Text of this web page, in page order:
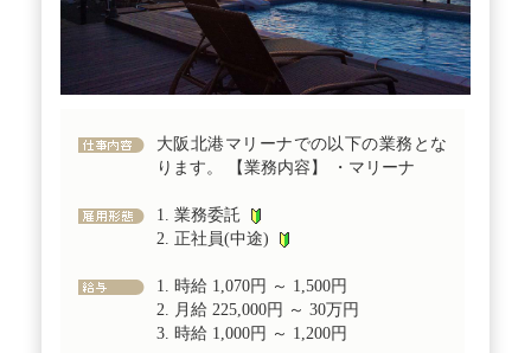
大阪北港マリーナでの以下の業務とな
ります。 【業務内容】 ・マリーナ
1. 業務委託
2. 正社員(中途)
1. 時給 1,070円 ～ 1,500円
2. 月給 225,000円 ～ 30万円
3. 時給 1,000円 ～ 1,200円